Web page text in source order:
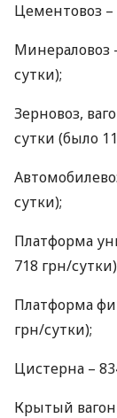
Цементовоз –
Минераловоз
сутки);
Зерновоз,
сутки (было
сутки);
Платформа
718 грн/
Платформа
грн/сутки);
Цистерна –
Крытый вагон